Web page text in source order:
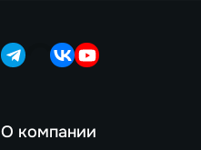
О компании